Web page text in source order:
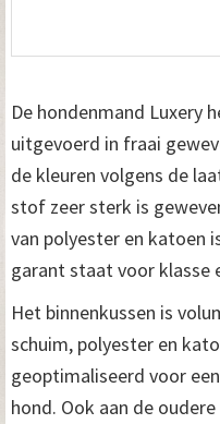
De hondenmand Luxery
uitgevoerd in fraai
de kleuren volgens de
stof zeer sterk is
van polyester en katoen
garant staat voor klasse
Het binnenkussen is
schuim, polyester en
geoptimaliseerd voor
hond. Ook aan de